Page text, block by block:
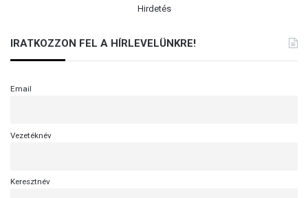
Hirdetés
IRATKOZZON FEL A HÍRLEVELÜNKRE!
Email
Vezetéknév
Keresztnév